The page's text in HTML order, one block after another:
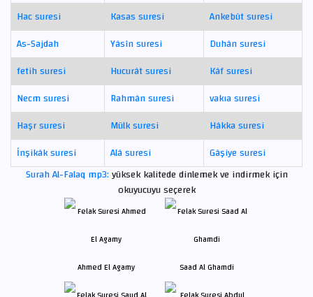
Hac suresi
Kasas suresi
Ankebût suresi
As-Sajdah
Yâsîn suresi
Duhân suresi
fetih suresi
Hucurât suresi
Kâf suresi
Necm suresi
Rahmân suresi
vakıa suresi
Haşr suresi
Mülk suresi
Hâkka suresi
İnşikâk suresi
Alâ suresi
Gâşiye suresi
Surah Al-Falaq mp3:yüksek kalitede dinlemek ve indirmek için
okuyucuyu seçerek
Ahmed El Agamy Saad Al Ghamdi